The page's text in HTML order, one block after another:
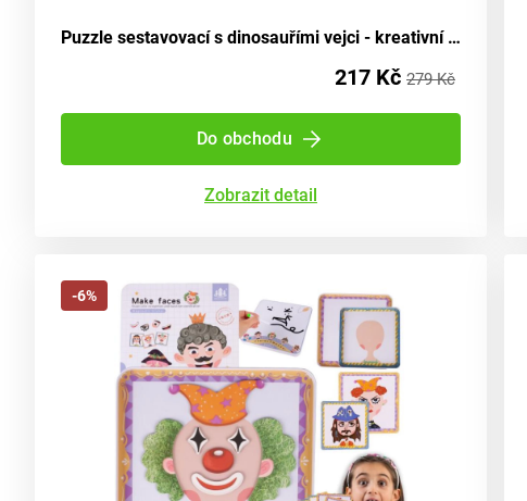
Puzzle sestavovací s dinosauřími vejci - kreativní vkládací hra 12 kusů
217 Kč 279 Kč
Do obchodu
Zobrazit detail
-6%